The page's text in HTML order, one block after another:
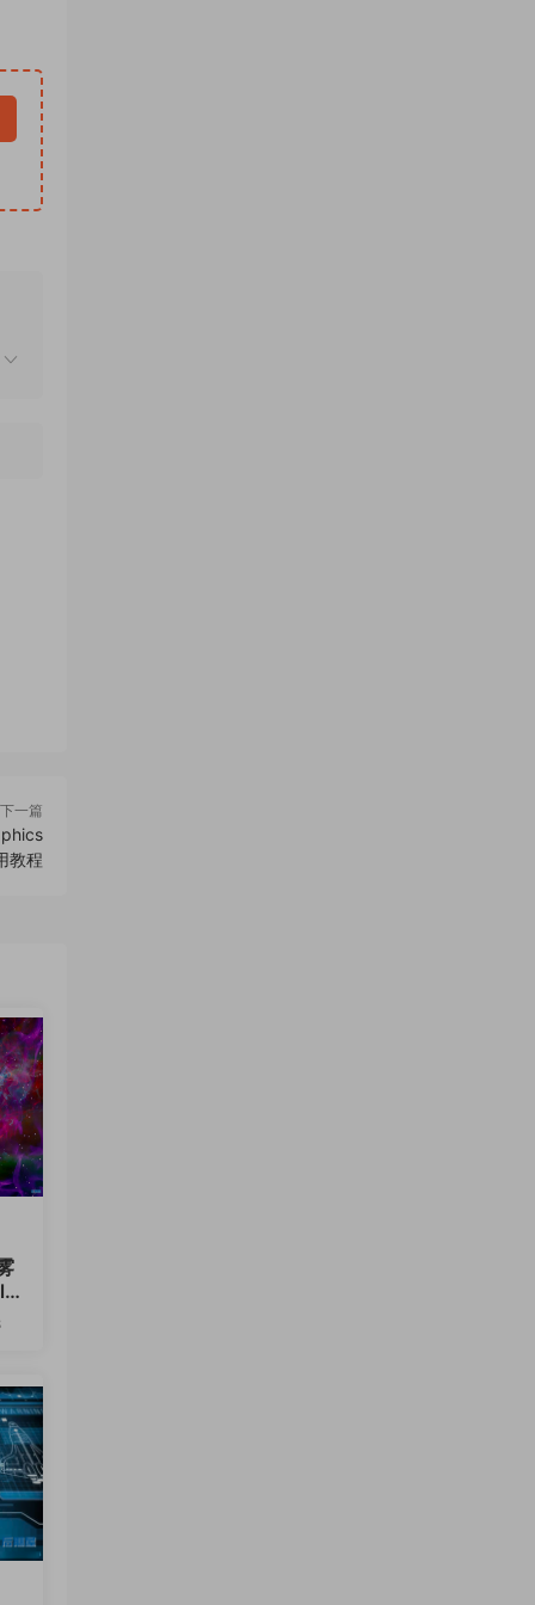
下一篇
教程
B